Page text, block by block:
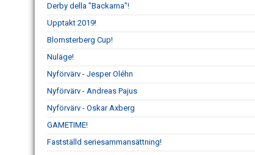
Derby della ”Backarna”!
Upptakt 2019!
Blomsterberg Cup!
Nuläge!
Nyförvärv - Jesper Oléhn
Nyförvärv - Andreas Pajus
Nyförvärv - Oskar Axberg
GAMETIME!
Fastställd seriesammansättning!